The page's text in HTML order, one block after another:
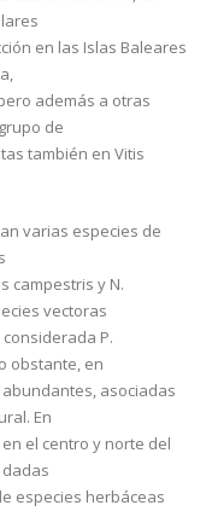
en las Islas Baleares
además a otras
de
también en Vitis
varias especies de
campestris y N.
vectoras
P.
obstante, en
asociadas
En
el centro y norte del
especies herbáceas